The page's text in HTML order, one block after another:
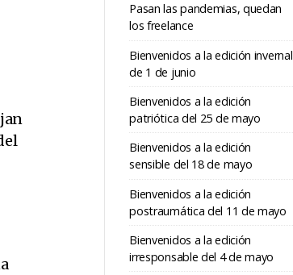
Pasan las pandemias, quedan
los freelance
Bienvenidos a la edición invernal
de 1 de junio
Bienvenidos a la edición
patriótica del 25 de mayo
Bienvenidos a la edición
sensible del 18 de mayo
Bienvenidos a la edición
postraumática del 11 de mayo
Bienvenidos a la edición
irresponsable del 4 de mayo